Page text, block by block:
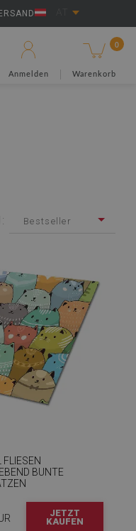
Anmelden
0
Warenkorb
Bestseller
FLIESEN
BUNTE
JETZT
KAUFEN